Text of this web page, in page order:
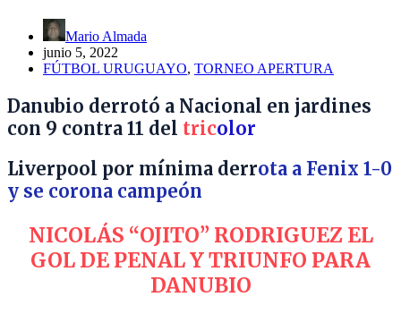
Mario Almada
junio 5, 2022
FÚTBOL URUGUAYO, TORNEO APERTURA
Danubio derrotó a Nacional en jardines
con 9 contra 11 del tricolor
Liverpool por mínima derrota a Fenix 1-0
y se corona campeón
NICOLÁS “OJITO” RODRIGUEZ EL
GOL DE PENAL Y TRIUNFO PARA
DANUBIO